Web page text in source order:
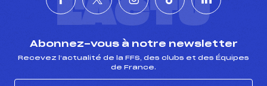
L'ACTU
Abonnez-vous à notre newsletter
Recevez l’actualité de la FFS, des clubs et des Équipes
de France.